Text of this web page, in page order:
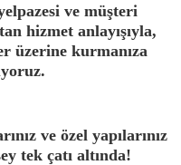
ve müşteri
hizmet anlayışıyla,
üzerine kurmanıza
ve özel yapılarınız
tek çatı altında!